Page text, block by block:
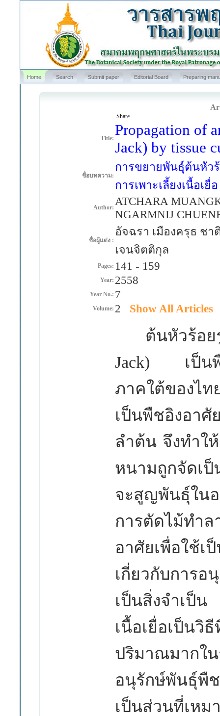
Home Search Submit paper Editorial Board Preparing
Share
Title: Propagation of
Jack) by tissue
ชื่อบทความ:
การขยายพันธุ์ต้นหัวร้
การเพาะเลี้ยงเนื้อเยื่อ
Author: ATCHARA
NGARMNIJ
ชื่อผู้แต่ง :
อัจฉรา เมืองครุธ ช
เจนจิตติกุล
Pages: 141 - 159
Year: 2558
Year No.: 7
Volume: 2 Show All Articles
ต้นหัวร้อย
Jack) เป็น
ภาคใต้ของไ
เป็นพืชอิงอา
ลำต้น จึงทำใ
หนามถูกจัดเป็
จะสูญพันธุ์ใน
การตัดไม้ทำ
อาศัยเพื่อใช้
เกี่ยวกับการอ
เป็นสิ่งจำเป็
เนื้อเยื่อเป็นวิ
ปริมาณมากใน
อนุรักษ์พันธุ์พื
เป็นส่วนที่เหม